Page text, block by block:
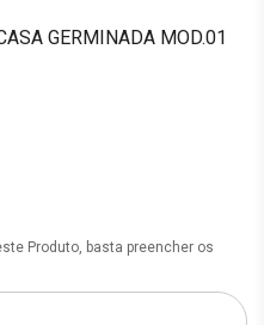
GERMINADA MOD.01
Produto, basta preencher os